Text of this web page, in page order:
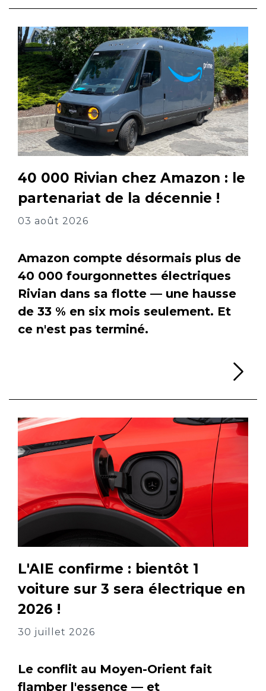
40 000 Rivian chez Amazon : le
partenariat de la décennie !
03 août 2026
Amazon compte désormais plus de
40 000 fourgonnettes électriques
Rivian dans sa flotte — une hausse
de 33 % en six mois seulement. Et
ce n'est pas terminé.
L'AIE confirme : bientôt 1
voiture sur 3 sera électrique en
2026 !
30 juillet 2026
Le conflit au Moyen-Orient fait
flamber l'essence — et